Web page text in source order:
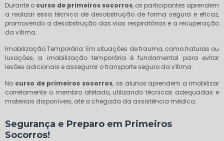
Durante o curso de primeiros socorros, os participantes aprendem
a realizar essa técnica de desobstrução de forma segura e eficaz,
promovendo a desobstrução das vias respiratórias e a recuperação
da vítima.
Imobilização Temporária: Em situações de trauma, como fraturas ou
luxações, a imobilização temporária é fundamental para evitar
lesões adicionais e assegurar o transporte seguro da vítima.
No curso de primeiros socorros, os alunos aprendem a imobilizar
corretamente o membro afetado, utilizando técnicas adequadas e
materiais disponíveis, até a chegada da assistência médica.
Segurança e Preparo em Primeiros
Socorros!